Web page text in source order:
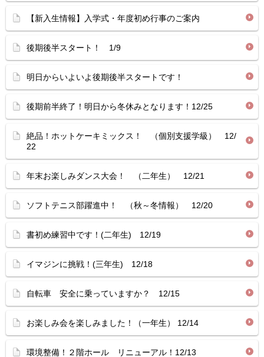
【新入生情報】入学式・年度初め行事のご案内
後期後半スタート！ 1/9
明日からいよいよ後期後半スタートです！
後期前半終了！明日から冬休みとなります！12/25
絶品！ホットケーキミックス！ （個別支援学級） 12/
22
年末お楽しみダンス大会！ （二年生） 12/21
ソフトテニス部躍進中！ （秋～冬情報） 12/20
書初め練習中です！(二年生) 12/19
イマジンに挑戦！(三年生) 12/18
自転車 安全に乗っていますか？ 12/15
お楽しみ会を楽しみました！（一年生） 12/14
環境整備！２階ホール リニューアル！12/13